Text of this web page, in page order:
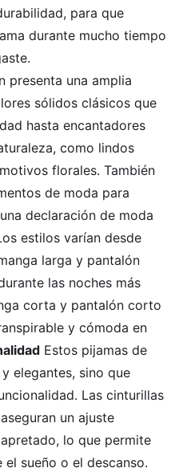
para que
durante mucho tiempo
presenta una amplia
sólidos clásicos que
hasta encantadores
como lindos
florales. También
de moda para
declaración de moda
estilos varían desde
larga y pantalón
las noches más
corta y pantalón corto
y cómoda en
Estos pijamas de
elegantes, sino que
Las cinturillas
un ajuste
lo que permite
sueño o el descanso.